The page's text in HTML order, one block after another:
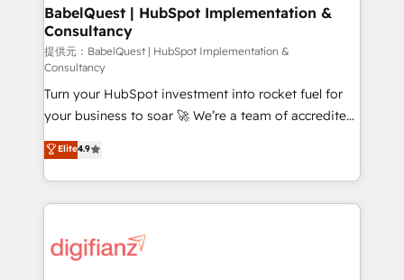
operations A little about us: • Boutique 'Elite' team of
12 • 150+ clients across Sales Hub, Marketing Hub,
Service Hub, Data Hub and CMS • ISO/IEC
27001:2022, ISO 9001:2015, and ISO 42001:2023
certified - the AI management standard • GuardHub:
our AI governance framework, built on ISO 42001
Ready for the next step? Click the 👈 '𝗖𝗼𝗻𝘁𝗮𝗰𝘁
𝗯𝘂𝘀𝗶𝗻𝗲𝘀𝘀' button to get in touch (𝘸𝘦'𝘳𝘦 𝘴𝘶𝘱𝘦𝘳
𝘳𝘦𝘴𝘱𝘰𝘯𝘴𝘪𝘷𝘦)
BabelQuest | HubSpot Implementation &
Consultancy
提供元：BabelQuest | HubSpot Implementation &
Consultancy
Turn your HubSpot investment into rocket fuel for
your business to soar 🚀 We’re a team of accredited
HubSpot experts ready to help you. We can
implement the platform into complex business
environments, optimise what you've got and make
sure you can actually use it, build your website in
for you and execute it on HubSpot. We are on the
Elite4.9